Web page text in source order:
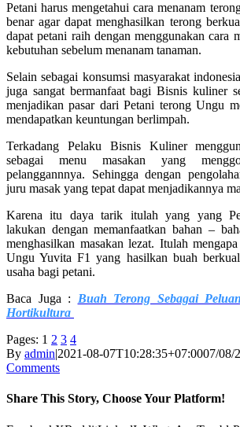
Petani harus mengetahui cara menanam
benar agar dapat menghasilkan terong
dapat petani raih dengan menggunakan cara
kebutuhan sebelum menanam tanaman.
Selain sebagai konsumsi masyarakat
juga sangat bermanfaat bagi Bisnis kuliner
menjadikan pasar dari Petani terong Ungu
mendapatkan keuntungan berlimpah.
Terkadang Pelaku Bisnis Kuliner
sebagai menu masakan yang
pelanggannnya. Sehingga dengan
juru masak yang tepat dapat menjadikannya
Karena itu daya tarik itulah yang yang
lakukan dengan memanfaatkan bahan –
menghasilkan masakan lezat. Itulah
Ungu Yuvita F1 yang hasilkan buah
usaha bagi petani.
Baca Juga : Buah Terong Sebagai
Hortikultura
Pages: 1 2 3 4
By admin|2021-08-07T10:28:35+07:0007/08/
Comments
Share This Story, Choose Your Platform!